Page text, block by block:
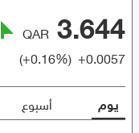
3.644
QAR
(+0.16%) +0.0057
يوم أسبوع